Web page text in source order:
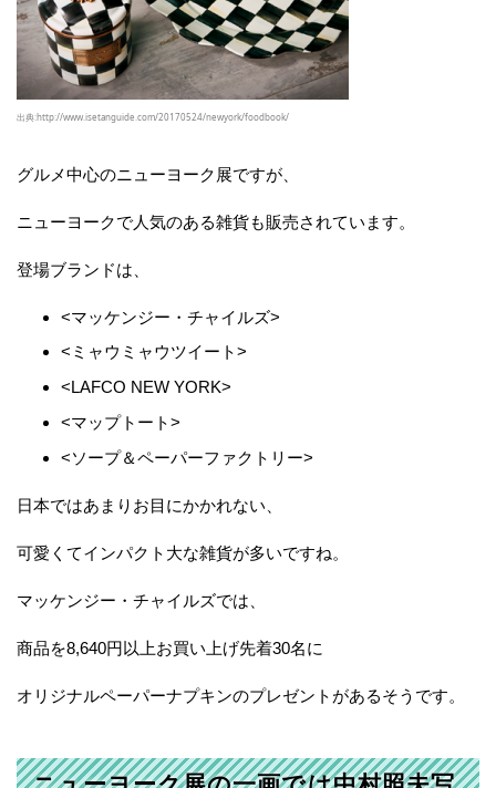
出典:http://www.isetanguide.com/20170524/newyork/foodbook/
グルメ中心のニューヨーク展ですが、
ニューヨークで人気のある雑貨も販売されています。
登場ブランドは、
<マッケンジー・チャイルズ>
<ミャウミャウツイート>
<LAFCO NEW YORK>
<マップトート>
<ソープ＆ペーパーファクトリー>
日本ではあまりお目にかかれない、
可愛くてインパクト大な雑貨が多いですね。
マッケンジー・チャイルズでは、
商品を8,640円以上お買い上げ先着30名に
オリジナルペーパーナプキンのプレゼントがあるそうです。